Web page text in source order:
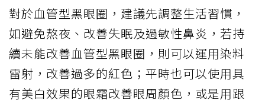
對於血管型黑眼圈，建議先調整生活習慣，
如避免熬夜、改善失眠及過敏性鼻炎，若持
續未能改善血管型黑眼圈，則可以運用染料
雷射，改善過多的紅色；平時也可以使用具
有美白效果的眼霜改善眼周顏色，或是用跟